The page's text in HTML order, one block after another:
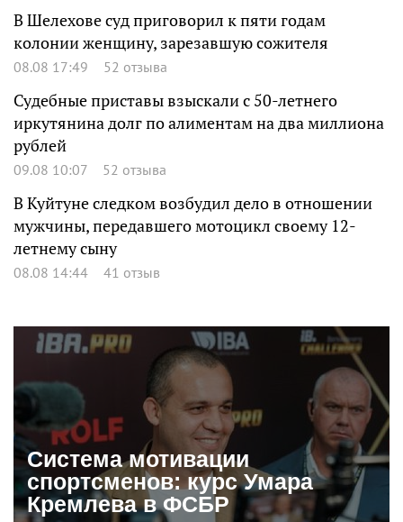
В Шелехове суд приговорил к пяти годам
колонии женщину, зарезавшую сожителя
08.08 17:49 52 отзыва
Судебные приставы взыскали с 50-летнего
иркутянина долг по алиментам на два миллиона
рублей
09.08 10:07 52 отзыва
В Куйтуне следком возбудил дело в отношении
мужчины, передавшего мотоцикл своему 12-
летнему сыну
08.08 14:44 41 отзыв
Система мотивации
спортсменов: курс Умара
Кремлева в ФСБР